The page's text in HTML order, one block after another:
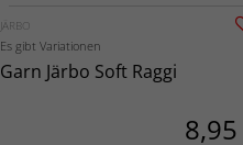
JÄRBO
Es gibt Variationen
Garn Järbo Soft Raggi
8,95